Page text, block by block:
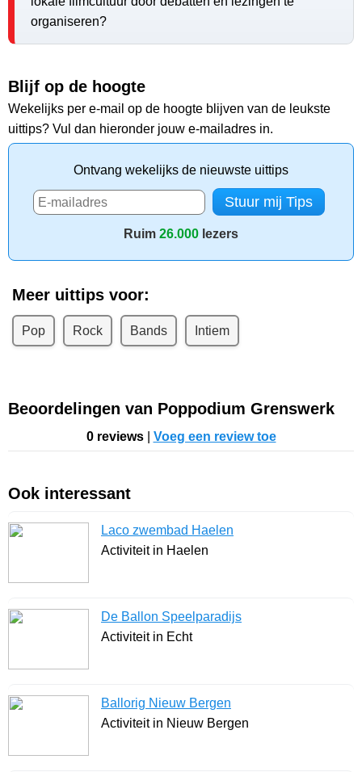
organiseren?
Blijf op de hoogte
Wekelijks per e-mail op de hoogte blijven van de leukste
uittips? Vul dan hieronder jouw e-mailadres in.
Ontvang wekelijks de nieuwste uittips
Ruim 26.000 lezers
Meer uittips voor:
Pop Rock Bands Intiem
Beoordelingen van Poppodium Grenswerk
0 reviews| Voeg een review toe
Ook interessant
Laco zwembad Haelen
Activiteit in Haelen
De Ballon Speelparadijs
Activiteit in Echt
Ballorig Nieuw Bergen
Activiteit in Nieuw Bergen